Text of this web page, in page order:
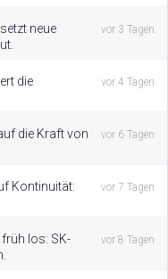
neue
vor 3 Tagen
die
vor 4 Tagen
die Kraft von
vor 6 Tagen
Kontinuität:
vor 7 Tagen
los: SK-
vor 8 Tagen